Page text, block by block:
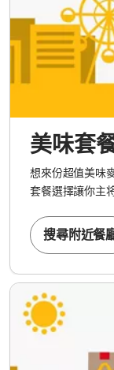
美味套
想來份超值美味
套餐選擇讓你主
搜尋附近餐